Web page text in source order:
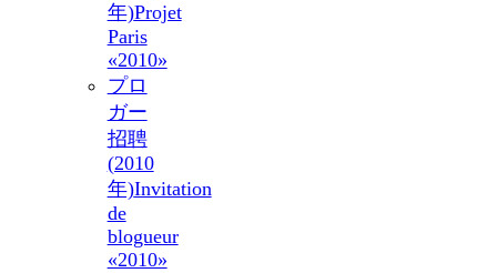
年)Projet
Paris
«2010»
プロ
ガー
招聘
(2010
年)Invitation
de
blogueur
«2010»